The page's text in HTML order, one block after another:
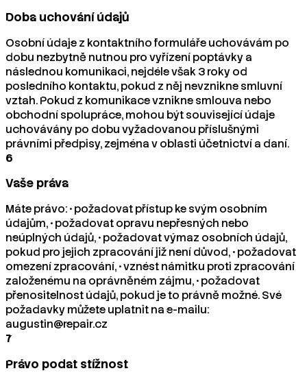
Doba uchování údajů
Osobní údaje z kontaktního formuláře uchovávám po
dobu nezbytně nutnou pro vyřízení poptávky a
následnou komunikaci, nejdéle však 3 roky od
posledního kontaktu, pokud z něj nevznikne smluvní
vztah. Pokud z komunikace vznikne smlouva nebo
obchodní spolupráce, mohou být související údaje
uchovávány po dobu vyžadovanou příslušnými
právními předpisy, zejména v oblasti účetnictví a daní.
6
Vaše práva
Máte právo: • požadovat přístup ke svým osobním
údajům, • požadovat opravu nepřesných nebo
neúplných údajů, • požadovat výmaz osobních údajů,
pokud pro jejich zpracování již není důvod, • požadovat
omezení zpracování, • vznést námitku proti zpracování
založenému na oprávněném zájmu, • požadovat
přenositelnost údajů, pokud je to právně možné. Své
požadavky můžete uplatnit na e-mailu:
augustin@repair.cz
7
Právo podat stížnost